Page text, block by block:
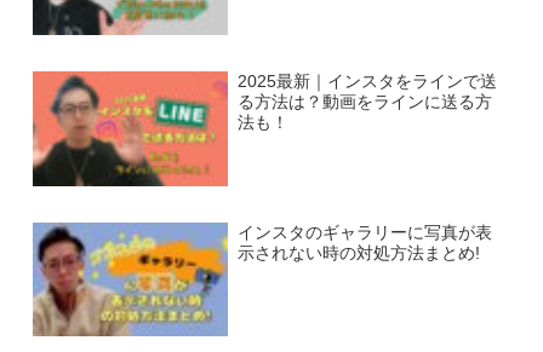
2025最新｜インスタをラインで送
る方法は？動画をラインに送る方
法も！
インスタのギャラリーに写真が表
示されない時の対処方法まとめ!